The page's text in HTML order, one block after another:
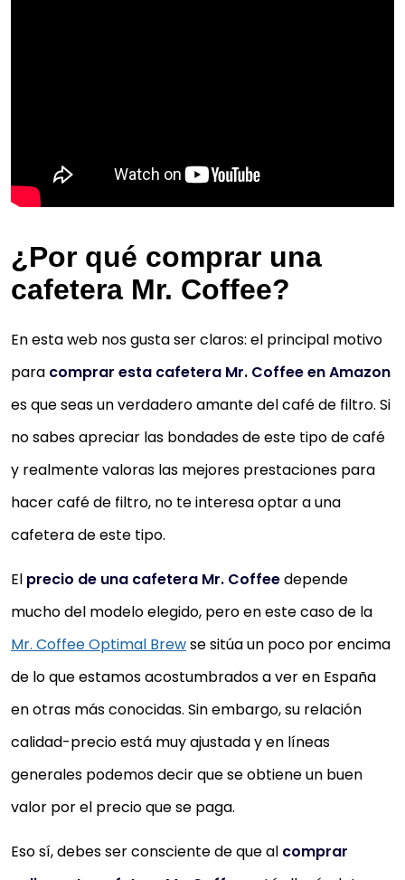
¿Por qué comprar una
cafetera Mr. Coffee?
En esta web nos gusta ser claros: el principal motivo
para comprar esta cafetera Mr. Coffee en Amazon
es que seas un verdadero amante del café de filtro. Si
no sabes apreciar las bondades de este tipo de café
y realmente valoras las mejores prestaciones para
hacer café de filtro, no te interesa optar a una
cafetera de este tipo.
El precio de una cafetera Mr. Coffeedepende
mucho del modelo elegido, pero en este caso de la
Mr. Coffee Optimal Brewse sitúa un poco por encima
de lo que estamos acostumbrados a ver en España
en otras más conocidas. Sin embargo, su relación
calidad-precio está muy ajustada y en líneas
generales podemos decir que se obtiene un buen
valor por el precio que se paga.
Eso sí, debes ser consciente de que al comprar